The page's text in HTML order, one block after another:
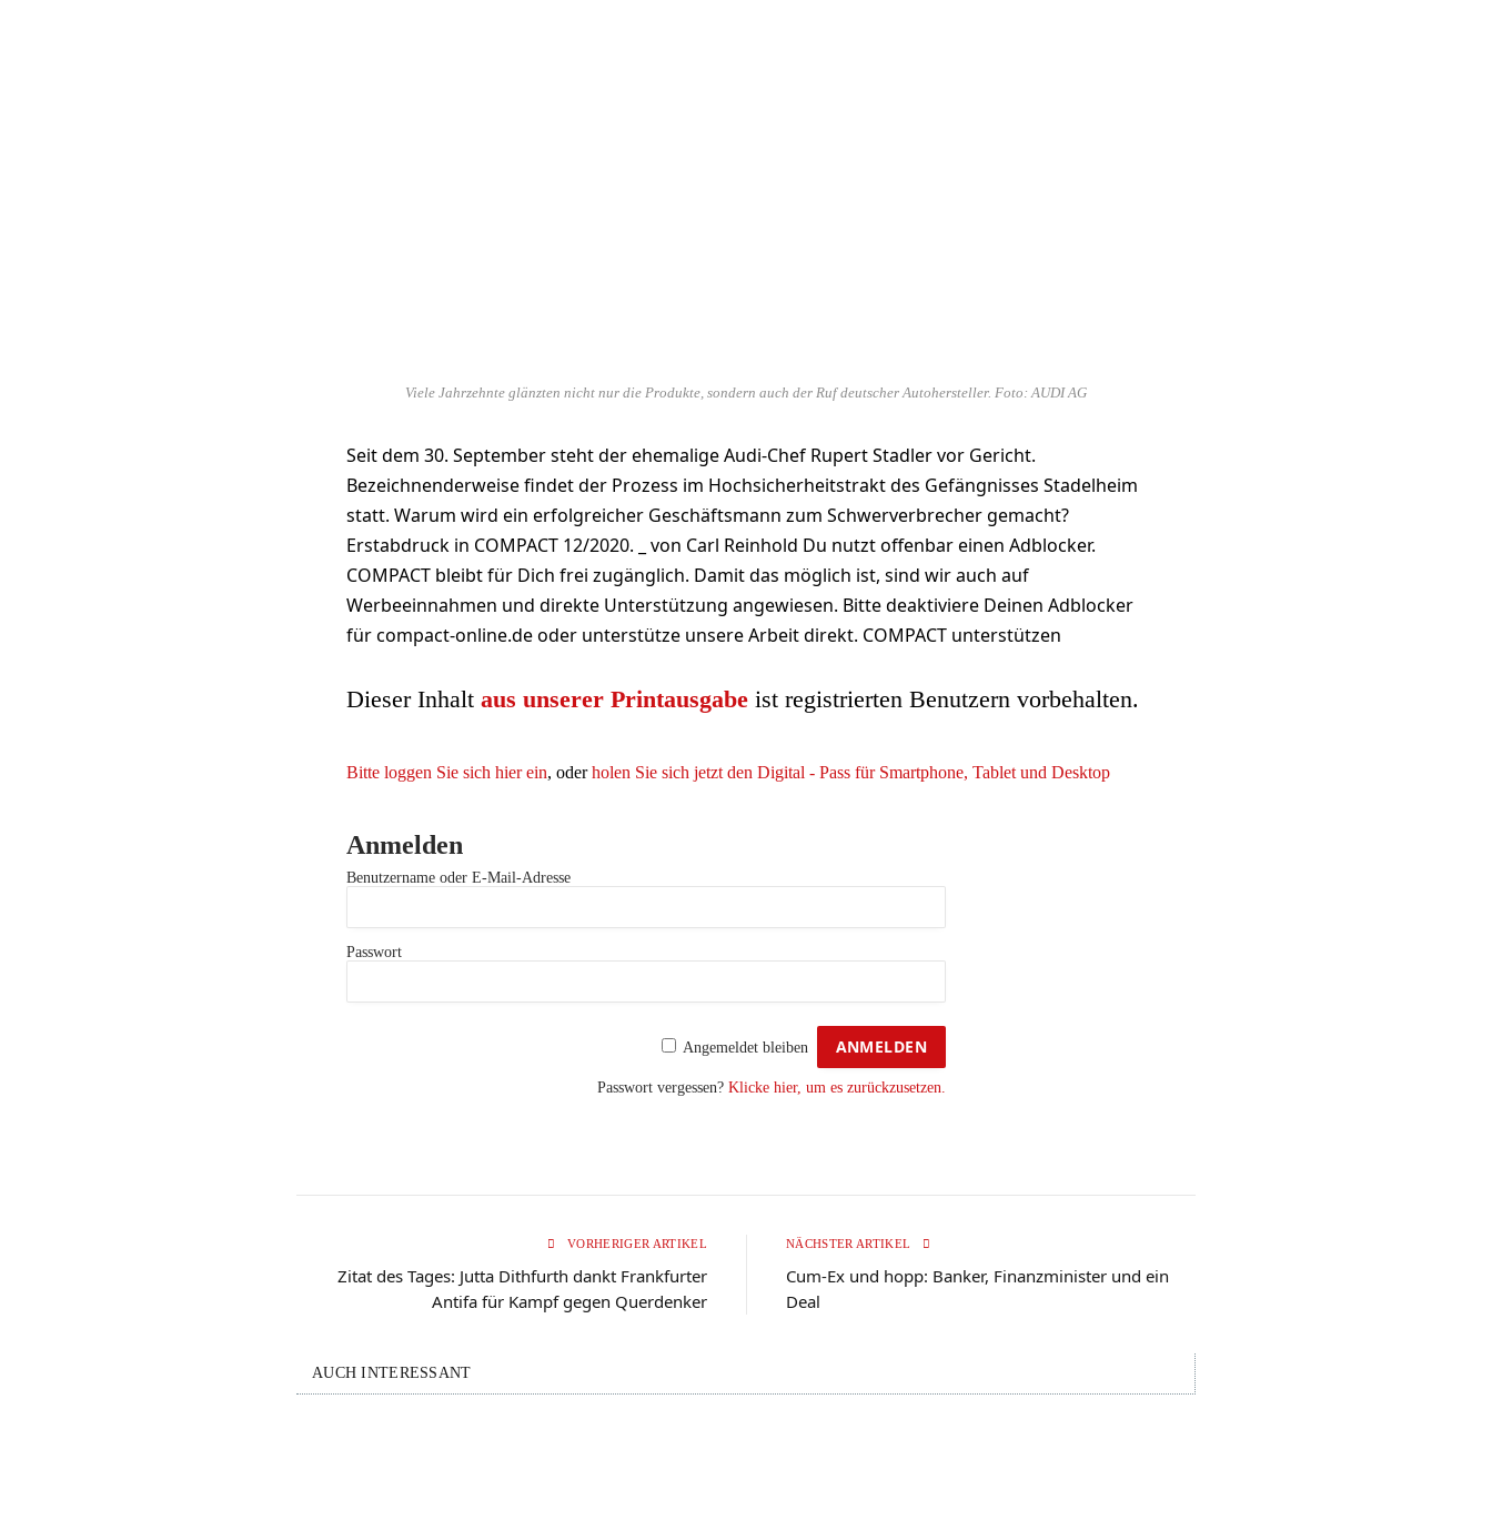
Viele Jahrzehnte glänzten nicht nur die Produkte, sondern auch der Ruf deutscher Autohersteller. Foto: AUDI AG
Seit dem 30. September steht der ehemalige Audi-Chef Rupert Stadler vor Gericht.
Bezeichnenderweise findet der Prozess im Hochsicherheitstrakt des Gefängnisses Stadelheim
statt. Warum wird ein erfolgreicher Geschäftsmann zum Schwerverbrecher gemacht?
Erstabdruck in COMPACT 12/2020. _ von Carl Reinhold Du nutzt offenbar einen Adblocker.
COMPACT bleibt für Dich frei zugänglich. Damit das möglich ist, sind wir auch auf
Werbeeinnahmen und direkte Unterstützung angewiesen. Bitte deaktiviere Deinen Adblocker
für compact-online.de oder unterstütze unsere Arbeit direkt. COMPACT unterstützen
Dieser Inhalt aus unserer Printausgabe ist registrierten Benutzern vorbehalten.
Bitte loggen Sie sich hier ein, oderholen Sie sich jetzt den Digital - Pass für Smartphone, Tablet und Desktop
Anmelden
Benutzername oder E-Mail-Adresse
Passwort
Angemeldet bleiben
Passwort vergessen? Klicke hier, um es zurückzusetzen.
VORHERIGER ARTIKEL
Zitat des Tages: Jutta Dithfurth dankt Frankfurter
Antifa für Kampf gegen Querdenker
NÄCHSTER ARTIKEL
Cum-Ex und hopp: Banker, Finanzminister und ein
Deal
AUCH INTERESSANT